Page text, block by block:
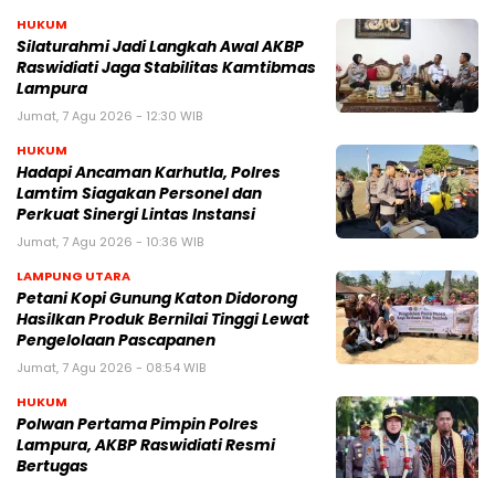
HUKUM
Silaturahmi Jadi Langkah Awal AKBP
Raswidiati Jaga Stabilitas Kamtibmas
Lampura
Jumat, 7 Agu 2026 - 12:30 WIB
HUKUM
Hadapi Ancaman Karhutla, Polres
Lamtim Siagakan Personel dan
Perkuat Sinergi Lintas Instansi
Jumat, 7 Agu 2026 - 10:36 WIB
LAMPUNG UTARA
Petani Kopi Gunung Katon Didorong
Hasilkan Produk Bernilai Tinggi Lewat
Pengelolaan Pascapanen
Jumat, 7 Agu 2026 - 08:54 WIB
HUKUM
Polwan Pertama Pimpin Polres
Lampura, AKBP Raswidiati Resmi
Bertugas